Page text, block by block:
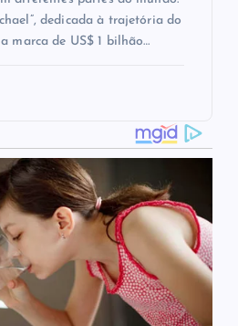
dedicada à trajetória do
marca de US$ 1 bilhão…